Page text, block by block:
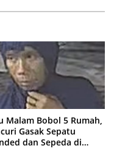
Malam Bobol 5 Rumah,
Gasak Sepatu
dan Sepeda di